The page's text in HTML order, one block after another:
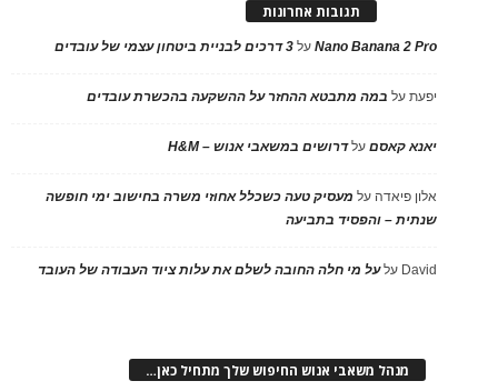
תגובות אחרונות
Nano Banana 2 Proעל 3 דרכים לבניית ביטחון עצמי של עובדים
יפעתעל במה מתבטא ההחזר על ההשקעה בהכשרת עובדים
יאנא קאסםעלדרושים במשאבי אנוש – H&M
אלון פיאדה על מעסיק טעה כשכלל אחוזי משרה בחישוב ימי חופשה
שנתית – והפסיד בתביעה
David עלעל מי חלה החובה לשלם את עלות ציוד העבודה של העובד
מנהל משאבי אנוש החיפוש שלך מתחיל כאן…